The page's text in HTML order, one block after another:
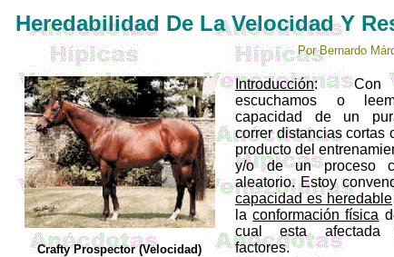
Heredabilidad De La Velocidad Y
Por Bernardo
Crafty Prospector (Velocidad)
Introducción: Con
escuchamos o
capacidad de un
correr distancias cortas
producto del
y/o de un proceso
aleatorio. Estoy
capacidad es heredable
laconformación física
cual esta afectada
factores.